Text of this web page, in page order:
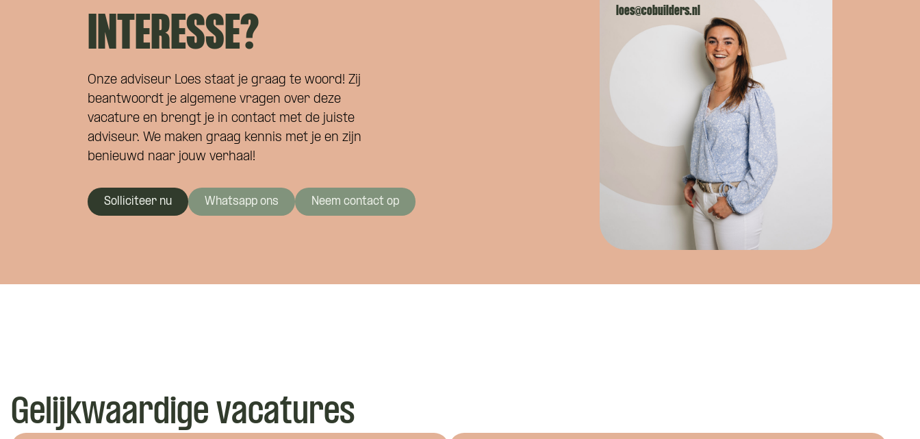
INTERESSE?
Onze adviseur Loes staat je graag te woord! Zij
beantwoordt je algemene vragen over deze
vacature en brengt je in contact met de juiste
adviseur. We maken graag kennis met je en zijn
benieuwd naar jouw verhaal!
Solliciteer nu Whatsapp ons Neem contact op
loes@cobuilders.nl
Gelijkwaardige vacaturesWat is je naam?